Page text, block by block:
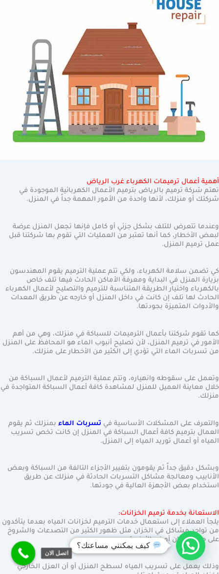
أهمية أعمال ترميمات الكهرباء غرب الرياض
تهتم شركة ترميم بالرياض بترميم الأعمال الكهربائية الموجودة في
شركتك أو منزلك، لأنها واحدة من الأمور المهمة جداً في المنزل.
وعندما تتعرض للتلف بشكل جزئي أو كامل فإنها تجعل المنزل عرضة
لبعض الأخطار، كما أنها تعتبر من العمليات التي تقوم بها شركتنا قبل
عمل ترميم المنزل.
كي تضمن سلامة الكهرباء، ولكي تتم عملية الترميم يقوم المهندسون
بزيارة المنزل في البداية ومعرفة الأماكن الحادث فيها تلف خاص
بالكهرباء واختيار الطريقة المتناسبة للترميم والتصليح لأعمال الكهرباء
الحادث لها تلف إن كانت في داخل المنزل أو خارجه عن طريق المعدات
والأدوات المتميزة بجودتها.
كما تقوم شركتنا بأعمال الترميمات للسباكة في منزلك، وهي من أهم
الأمور في ترميم المنزل، لأن تصليح أنبوب الماء هو المحافظ على المنزل
من تسربات الماء التي تؤدي إلى الكثير من الأخطار على منزلك.
وتعمل على سقوطه وانهياره، وتتم عملية الترميم لأعمال السباكة من
خلال معاينة العميل للمنزل لمشاهدة كافة أعمال السباكة المتواجدة في
منزلك.
والتعرف على المشكلات الأساسية في تسربات الماء بمنزلك ثم يقوم
العمال بترميم كافة أعمال السباكة في المنزل إن كانت تخص تسريب
المياه أو أعمال توريد المياه إلى المنزل.
وبشكل دقيق جداً ثم يقومون بتغيير الأجزاء التالفة من السباكة وبعض
الأنابيب ومعالجة مشاكل التسربات الحادثة في منزلك عن طريق
استخدام بعض الأجهزة العالية في جودتها.
الاستعانة بخدمة ترميم الخزانات:
يلجأ العملاء إلى استعمال خدمات الترميم لخزانات المياه بعدما يتأكدون
من تواجد مشاكل في الخزان مثل ظهور الكثير من التصدعات والشروخ
على جدار الخزان أو في الأرضية.
وذلك يعمل على تسريب المياه لسطح المنزل أو أن العزل الخارجي
كيف يمكنني مساعتك؟
اتصل الان